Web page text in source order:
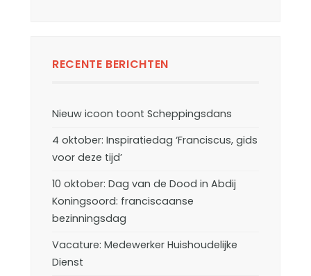
RECENTE BERICHTEN
Nieuw icoon toont Scheppingsdans
4 oktober: Inspiratiedag ‘Franciscus, gids
voor deze tijd’
10 oktober: Dag van de Dood in Abdij
Koningsoord: franciscaanse
bezinningsdag
Vacature: Medewerker Huishoudelijke
Dienst